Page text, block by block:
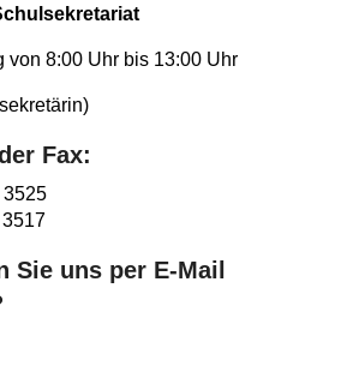
von 8:00 Uhr bis 13:00 Uhr
Fax:
3525
Sie uns per E-Mail